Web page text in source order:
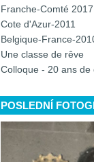
Franche-Comté 2017
Cote d'Azur-2011
Belgique-France-
Une classe de rêve
Colloque - 20 ans
POSLEDNÍ